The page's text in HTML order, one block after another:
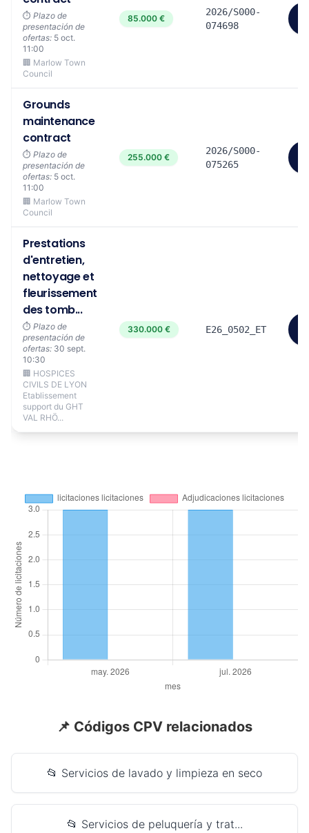
⏱️ Plazo de
presentación de
ofertas: 5 oct.
11:00
🏢 Marlow Town
Council
85.000 €
2026/S000-
074698
Grounds
maintenance
contract
⏱️ Plazo de
presentación de
ofertas: 5 oct.
11:00
🏢 Marlow Town
Council
255.000 €
2026/S000-
075265
Prestations
d'entretien,
nettoyage et
fleurissement
des tomb...
⏱️ Plazo de
presentación de
ofertas: 30 sept.
10:30
🏢 HOSPICES
CIVILS DE LYON
Etablissement
support du GHT
VAL RHÖ...
330.000 € E26_0502_ET
📌 Códigos CPV relacionados
📂 Servicios de lavado y limpieza en seco
📂 Servicios de peluquería y trat...